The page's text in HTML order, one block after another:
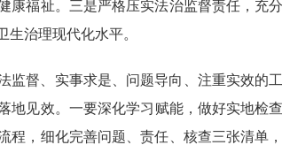
康福祉。三是严格压实法治监督责任，
治理现代化水平。
监督、实事求是、问题导向、注重实效
地见效。 一要深化学习赋能，做好实地检
，细化完善问题、责任、核查三张清单，